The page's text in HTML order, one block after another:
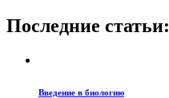
Последние статьи:
Введение в биологию